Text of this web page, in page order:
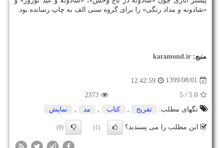
«شادونه و مداد رنگی» را برای گروه سنی الف به چاپ رسانده بود.
منبع: karamond.ir
1399/08/01
12:42:59
5.0
/ 5
2373
تگهای مطلب:
تفریح كتاب مد نمایش
این مطلب را می پسندید؟ (1)
(0)